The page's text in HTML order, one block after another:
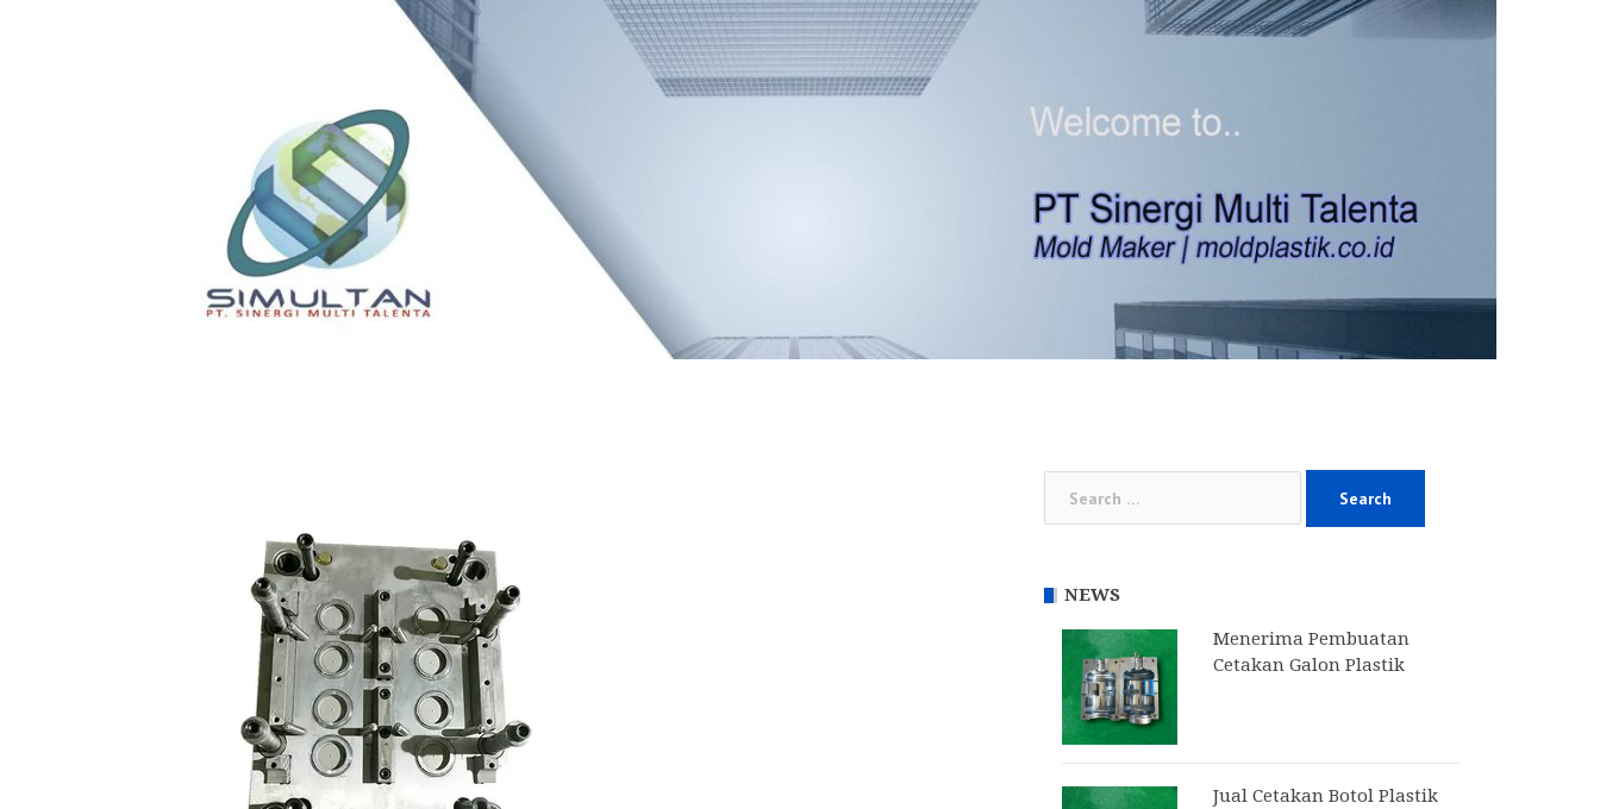
NEWS
Menerima Pembuatan
Cetakan Galon Plastik
Jual Cetakan Botol Plastik